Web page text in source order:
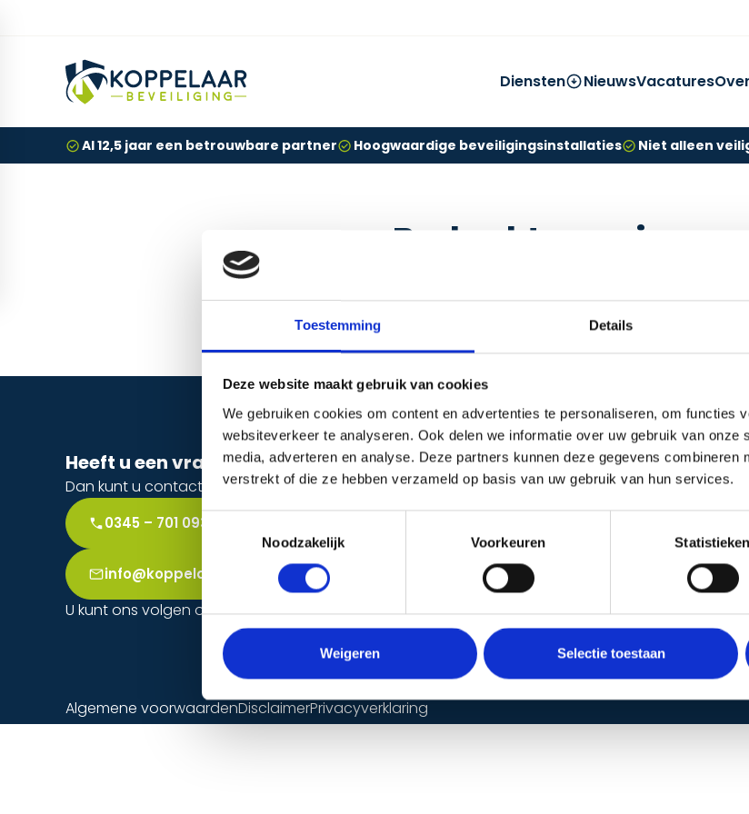
Toestemming Details
Deze website maakt gebruik van cookies
We gebruiken cookies om content en advertenties te personaliseren, om functies
websiteverkeer te analyseren. Ook delen we informatie over uw gebruik van onze
media, adverteren en analyse. Deze partners kunnen deze gegevens combineren
verstrekt of die ze hebben verzameld op basis van uw gebruik van hun services.
Toestemmingsselectie
Noodzakelijk
Voorkeuren Statistieken
Weigeren Selectie toestaan
Diensten NieuwsVacatures
Al 12,5 jaar een betrouwbare partner Hoogwaardige beveiligingsinstallaties Niet alleen
Bedankt voor je
Terug naar home
Heeft u een vraag?
Dan kunt u contact opnemen
0345 – 701 093
info@koppelaarbeveiliging.nl
U kunt ons volgen op:
Onze oplossingen
Inbraakbeveiliging
Noodverlichting
Toegangscontrole
Over ons
Over ons
Algemene voorwaardenDisclaimerPrivacyverklaring